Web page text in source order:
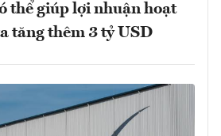
thể giúp lợi nhuận hoạt
tăng thêm 3 tỷ USD